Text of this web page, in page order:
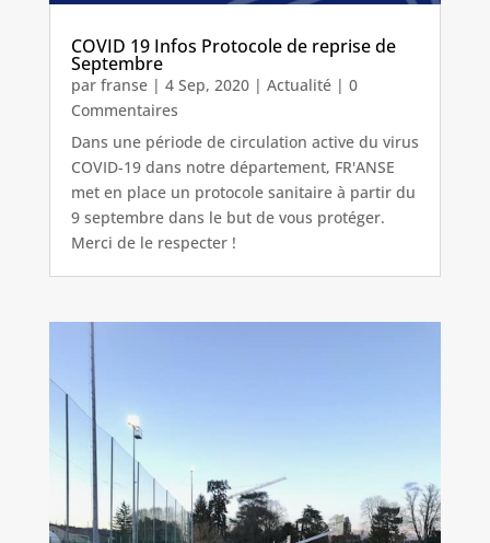
COVID 19 Infos Protocole de reprise de
Septembre
par franse| 4 Sep, 2020| Actualité| 0
Commentaires
Dans une période de circulation active du virus
COVID-19 dans notre département, FR'ANSE
met en place un protocole sanitaire à partir du
9 septembre dans le but de vous protéger.
Merci de le respecter !